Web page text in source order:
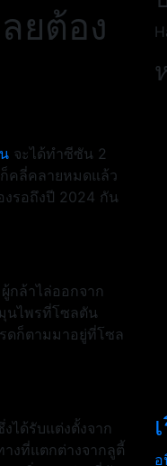
ยต้อง
จะได้ทำซีซัน 2
ก็คลี่คลายหมดแล้ว
รอถึงปี 2024 กัน
กล้าไล่ออกจาก
นไพรที่โซลตัน
ดก็ตามมาอยู่ที่โซล
ได้รับแต่งตั้งจาก
งที่แตกต่างจากลูตี้
อ